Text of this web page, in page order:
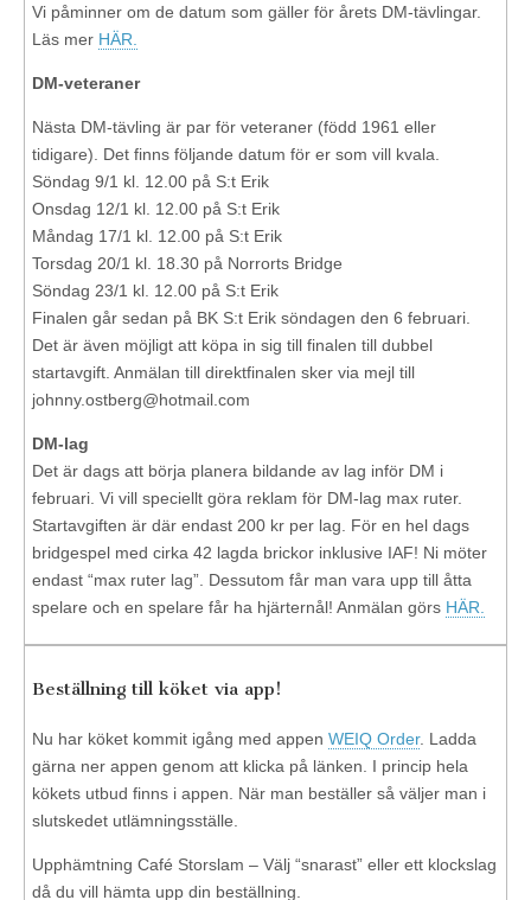
Vi påminner om de datum som gäller för årets DM-tävlingar.
Läs mer HÄR.
DM-veteraner
Nästa DM-tävling är par för veteraner (född 1961 eller
tidigare). Det finns följande datum för er som vill kvala.
Söndag 9/1 kl. 12.00 på S:t Erik
Onsdag 12/1 kl. 12.00 på S:t Erik
Måndag 17/1 kl. 12.00 på S:t Erik
Torsdag 20/1 kl. 18.30 på Norrorts Bridge
Söndag 23/1 kl. 12.00 på S:t Erik
Finalen går sedan på BK S:t Erik söndagen den 6 februari.
Det är även möjligt att köpa in sig till finalen till dubbel
startavgift. Anmälan till direktfinalen sker via mejl till
johnny.ostberg@hotmail.com
DM-lag
Det är dags att börja planera bildande av lag inför DM i
februari. Vi vill speciellt göra reklam för DM-lag max ruter.
Startavgiften är där endast 200 kr per lag. För en hel dags
bridgespel med cirka 42 lagda brickor inklusive IAF! Ni möter
endast “max ruter lag”. Dessutom får man vara upp till åtta
spelare och en spelare får ha hjärternål! Anmälan görs HÄR.
Beställning till köket via app!
Nu har köket kommit igång med appen WEIQ Order. Ladda
gärna ner appen genom att klicka på länken. I princip hela
kökets utbud finns i appen. När man beställer så väljer man i
slutskedet utlämningsställe.
Upphämtning Café Storslam – Välj “snarast” eller ett klockslag
då du vill hämta upp din beställning.